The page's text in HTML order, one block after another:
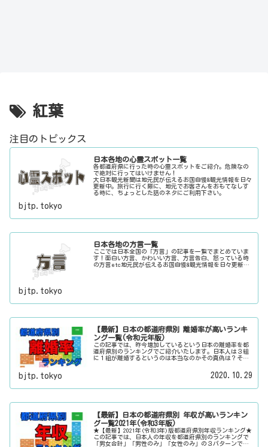
紅葉
注目のトピックス
日本各地の心霊スポット一覧
各都道府県に行った時の心霊スポットをご紹介。危険なの
で絶対に行ってはいけません！
大日本観光新聞は地元民が伝えるお国自慢&観光情報を日々
更新中。旅行に行く際に、地元でお客さんをおもてなしす
る時に、ちょっとした話のネタにご利用下さい。
bjtp.tokyo
日本各地の方言一覧
ここでは日本全国の「方言」の記事を一覧でまとめていま
す！面白い方言、かわいい方言、方言告白、怒っている時
の方言etc地元民が伝えるお国自慢&観光情報を日々更新
bjtp.tokyo
【最新】日本の都道府県別 離婚率が高いランキ
ング一覧(令和元年版)
この記事では、昨今増加しているという日本の離婚率を都
道府県別のランキングでご紹介いたします。日本人は３組
に１組が離婚するというのは本当なのかその真偽は？その
スポット・デートスポット・パワースポット・心霊スポッ
トなどの各都道府県の観光情報・ローカル情報を配信して
bjtp.tokyo 2020.10.29
【最新】日本の都道府県別 年収が高いランキン
グ一覧2021年(令和3年版)
★【最新】2021年(令和3年)版都道府県別年収ランキング★
この記事では、日本人の年収を都道府県別のランキングで
「男女合計」「男性のみ」「女性のみ」の３パターンでご